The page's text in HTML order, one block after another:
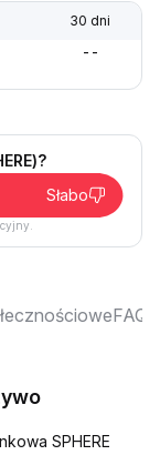
30 dni
--
Słabo
FAQ
SPHERE